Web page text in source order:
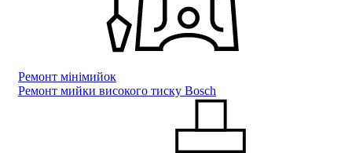
Ремонт мiнiмийок
Ремонт мийки високого тиску Bosch